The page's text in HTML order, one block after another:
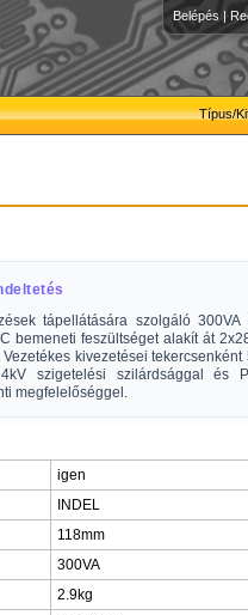
Belépés |
Típus/
tápellátására szolgáló 300VA
bemeneti feszültséget alakít át
kivezetései tekercsenként
szigetelési szilárdsággal és
megfelelőséggel.
igen
INDEL
118mm
300VA
2.9kg